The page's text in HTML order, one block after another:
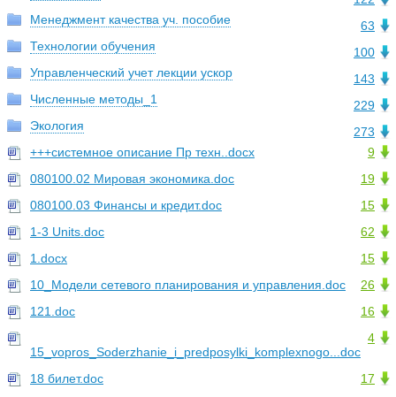
63
Менеджмент качества уч. пособие
100
Технологии обучения
143
Управленческий учет лекции ускор
229
Численные методы_1
273
Экология
9
+++системное описание Пр техн..docx
19
080100.02 Мировая экономика.doc
15
080100.03 Финансы и кредит.doc
62
1-3 Units.doc
15
1.docx
26
10_Модели сетевого планирования и управления.doc
16
121.doc
4
15_vopros_Soderzhanie_i_predposylki_komplexnogo...doc
17
18 билет.doc